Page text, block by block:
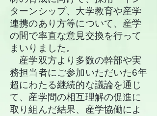
ターンシップ、大学教育や産学
連携のあり方等について、産学
の間で率直な意見交換を行って
まいりました。
産学双方より多数の幹部や実
務担当者にご参加いただいた6年
超にわたる継続的な議論を通じ
て、産学間の相互理解の促進に
取り組んだ結果、産学協働によ